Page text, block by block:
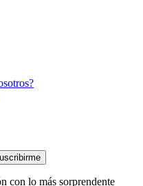
con lo más sorprendente